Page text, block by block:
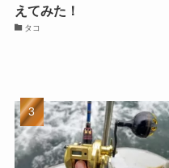
えてみた！
タコ